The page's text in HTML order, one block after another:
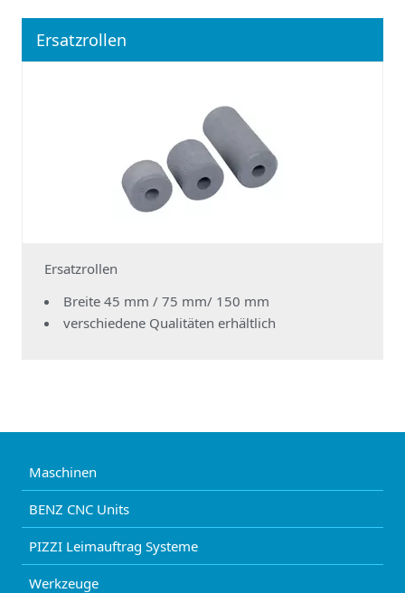
Ersatzrollen
Ersatzrollen
Breite 45 mm / 75 mm/ 150 mm
verschiedene Qualitäten erhältlich
Maschinen
BENZ CNC Units
PIZZI Leimauftrag Systeme
Werkzeuge